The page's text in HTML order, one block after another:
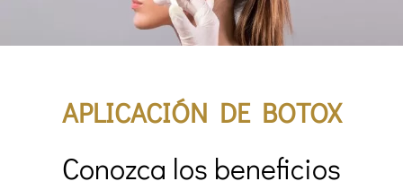
APLICACIÓN DE BOTOX
Conozca los beneficios